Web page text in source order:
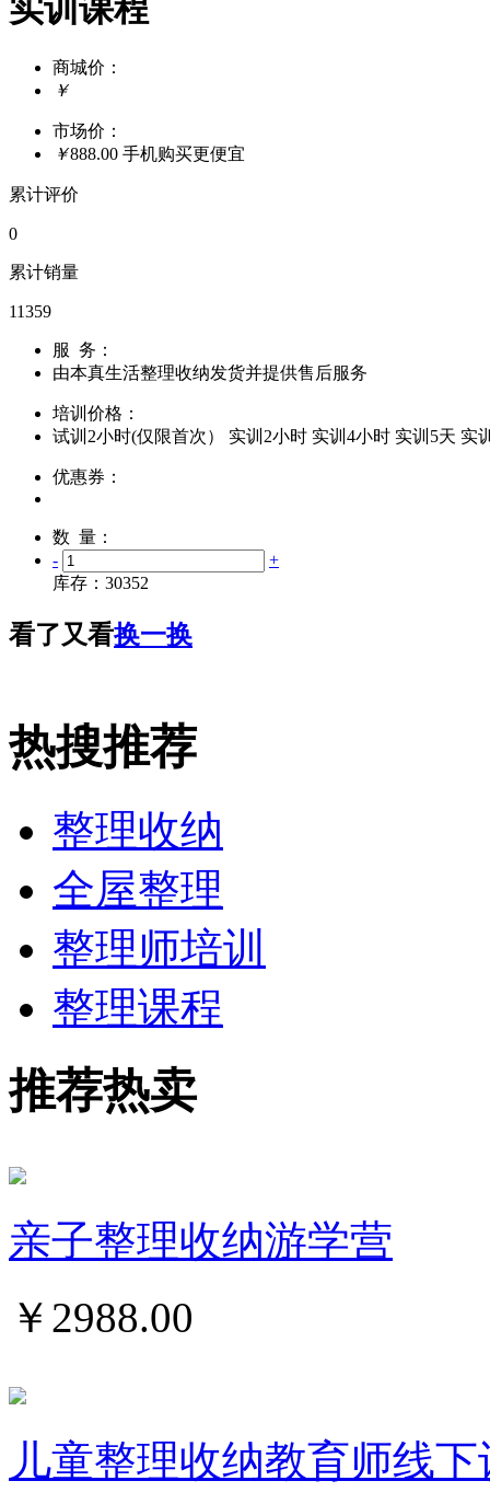
实训课程
商城价：
￥
市场价：
￥888.00 手机购买更便宜
累计评价
0
累计销量
11359
服 务：
由本真生活整理收纳发货并提供售后服务
培训价格：
试训2小时(仅限首次） 实训2小时 实训4小时 实训5天 实
优惠券：
数 量：
-
+
库存： 30352
看了又看换一换
热搜推荐
整理收纳
全屋整理
整理师培训
整理课程
推荐热卖
亲子整理收纳游学营
￥ 2988.00
儿童整理收纳教育师线